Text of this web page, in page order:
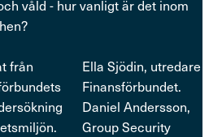
våld - hur vanligt är det inom
från
Ella Sjödin, utredare
Finansförbundet.
Daniel Andersson,
Group Security